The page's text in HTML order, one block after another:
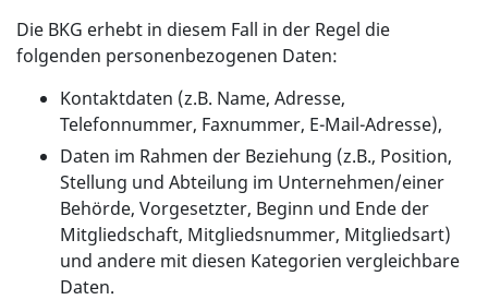
Die BKG erhebt in diesem Fall in der Regel die
folgenden personenbezogenen Daten:
Kontaktdaten (z.B. Name, Adresse,
Telefonnummer, Faxnummer, E-Mail-Adresse),
Daten im Rahmen der Beziehung (z.B., Position,
Stellung und Abteilung im Unternehmen/einer
Behörde, Vorgesetzter, Beginn und Ende der
Mitgliedschaft, Mitgliedsnummer, Mitgliedsart)
und andere mit diesen Kategorien vergleichbare
Daten.